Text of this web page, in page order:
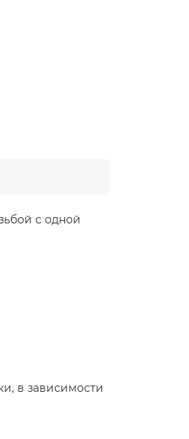
с одной
в зависимости